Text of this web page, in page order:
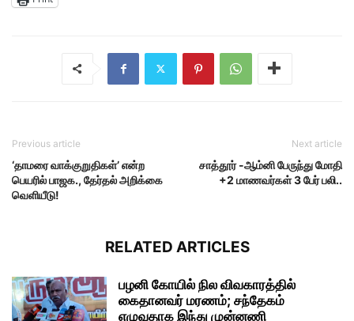
Previous article
‘தாமரை வாக்குறுதிகள்’ என்ற
பெயரில் பாஜக., தேர்தல் அறிக்கை
வெளியீடு!
Next article
சாத்தூர் -ஆம்னி பேருந்து மோதி
+2 மாணவர்கள் 3 பேர் பலி..
RELATED ARTICLES
பழனி கோயில் நில விவகாரத்தில்
கைதானவர் மரணம்; சந்தேகம்
எழுவதாக இந்து முன்னணி